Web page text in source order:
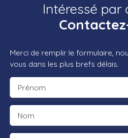
Intéressé par
Merci de remplir le formulaire,
vous dans les plus brefs délais.
Prénom
Nom